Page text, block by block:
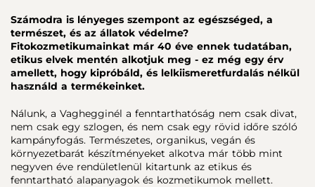
Számodra is lényeges szempont az egészséged, a
természet, és az állatok védelme?
Fitokozmetikumainkat már 40 éve ennek tudatában,
etikus elvek mentén alkotjuk meg - ez még egy érv
amellett, hogy kipróbáld, és lelkiismeretfurdalás nélkül
használd a termékeinket.
Nálunk, a Vaghegginél a fenntarthatóság nem csak divat,
nem csak egy szlogen, és nem csak egy rövid időre szóló
kampányfogás. Természetes, organikus, vegán és
környezetbarát készítményeket alkotva már több mint
negyven éve rendületlenül kitartunk az etikus és
fenntartható alapanyagok és kozmetikumok mellett.